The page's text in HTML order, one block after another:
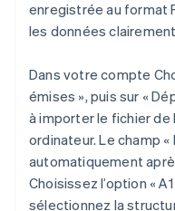
enregistrée au format
les données
Dans votre compte
émises », puis sur «
à importer le fichier
ordinateur. Le champ
automatiquement
Choisissez l’option «
sélectionnez la